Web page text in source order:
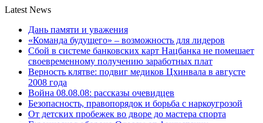
Latest News
Дань памяти и уважения
«Команда будущего» – возможность для лидеров
Сбой в системе банковских карт Нацбанка не помешает
своевременному получению заработных плат
Верность клятве: подвиг медиков Цхинвала в августе
2008 года
Война 08.08.08: рассказы очевидцев
Безопасность, правопорядок и борьба с наркоугрозой
От детских пробежек во дворе до мастера спорта